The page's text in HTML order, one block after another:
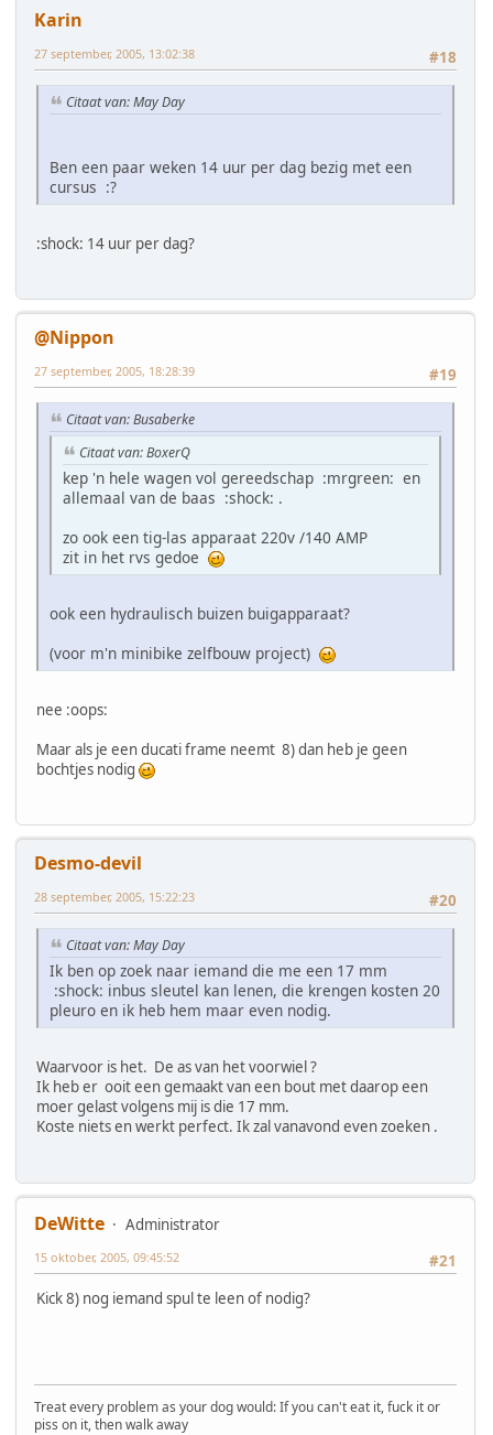
Karin
#18
27 september, 2005, 13:02:38
Citaat van: May Day
Ben een paar weken 14 uur per dag bezig met een
cursus :?
:shock: 14 uur per dag?
@Nippon
#19
27 september, 2005, 18:28:39
Citaat van: Busaberke
Citaat van: BoxerQ
kep 'n hele wagen vol gereedschap :mrgreen: en
allemaal van de baas :shock: .
zo ook een tig-las apparaat 220v /140 AMP
zit in het rvs gedoe
ook een hydraulisch buizen buigapparaat?
(voor m'n minibike zelfbouw project)
nee :oops:
Maar als je een ducati frame neemt 8) dan heb je geen
bochtjes nodig
Desmo-devil
#20
28 september, 2005, 15:22:23
Citaat van: May Day
Ik ben op zoek naar iemand die me een 17 mm
:shock: inbus sleutel kan lenen, die krengen kosten 20
pleuro en ik heb hem maar even nodig.
Waarvoor is het. De as van het voorwiel ?
Ik heb er ooit een gemaakt van een bout met daarop een
moer gelast volgens mij is die 17 mm.
Koste niets en werkt perfect. Ik zal vanavond even zoeken .
DeWitte
Administrator
#21
15 oktober, 2005, 09:45:52
Kick 8) nog iemand spul te leen of nodig?
Treat every problem as your dog would: If you can't eat it, fuck it or
piss on it, then walk away